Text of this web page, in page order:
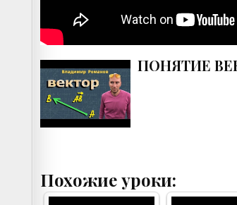
ПОНЯТИЕ
Похожие уроки: